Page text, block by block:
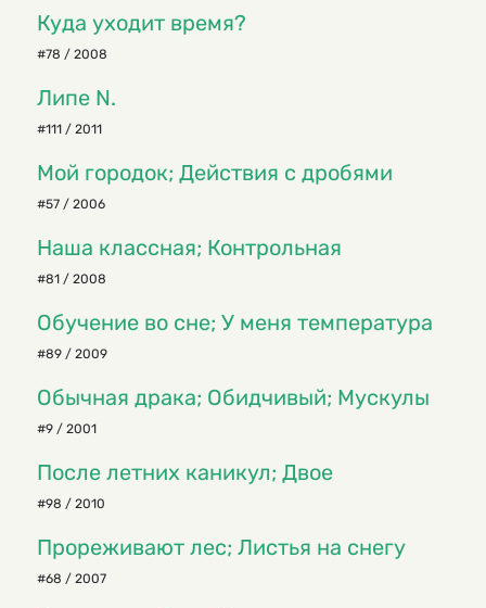
Куда уходит время?
#78 / 2008
Липе N.
#111 / 2011
Мой городок; Действия с дробями
#57 / 2006
Наша классная; Контрольная
#81 / 2008
Обучение во сне; У меня температура
#89 / 2009
Обычная драка; Обидчивый; Мускулы
#9 / 2001
После летних каникул; Двое
#98 / 2010
Прореживают лес; Листья на снегу
#68 / 2007